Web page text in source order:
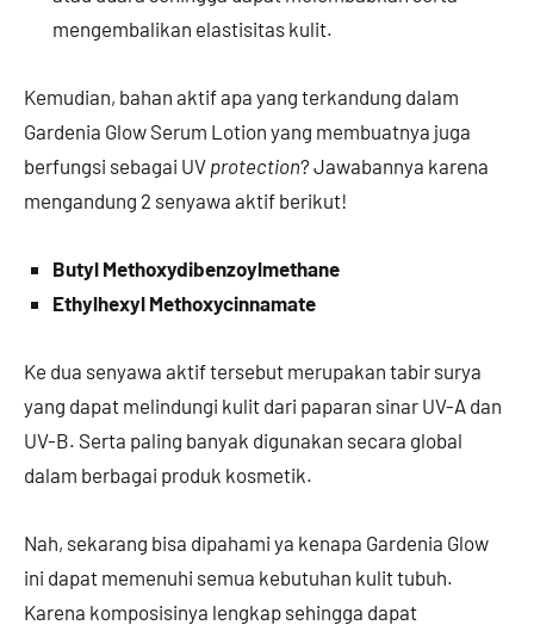
mengembalikan elastisitas kulit.
Kemudian, bahan aktif apa yang terkandung dalam
Gardenia Glow Serum Lotion yang membuatnya juga
berfungsi sebagai UV protection? Jawabannya karena
mengandung 2 senyawa aktif berikut!
Butyl Methoxydibenzoylmethane
Ethylhexyl Methoxycinnamate
Ke dua senyawa aktif tersebut merupakan tabir surya
yang dapat melindungi kulit dari paparan sinar UV-A dan
UV-B. Serta paling banyak digunakan secara global
dalam berbagai produk kosmetik.
Nah, sekarang bisa dipahami ya kenapa Gardenia Glow
ini dapat memenuhi semua kebutuhan kulit tubuh.
Karena komposisinya lengkap sehingga dapat